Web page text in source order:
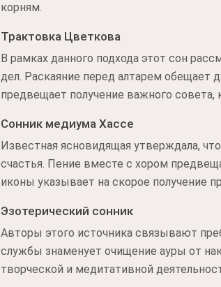
корням.
Трактовка Цветкова
В рамках данного подхода этот сон
дел. Раскаяние перед алтарем обещает
предвещает получение важного совета,
Сонник медиума Хассе
Известная ясновидящая утверждала,
счастья. Пение вместе с хором
иконы указывает на скорое получение
Эзотерический сонник
Авторы этого источника связывают
службы знаменует очищение ауры от
творческой и медитативной